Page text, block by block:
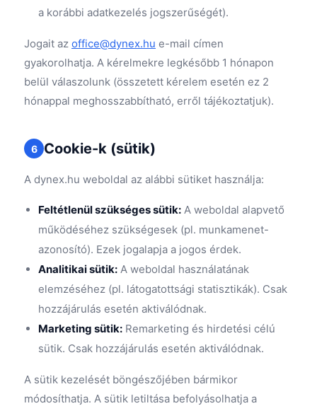
a korábbi adatkezelés jogszerűségét).
Jogait az office@dynex.hu e-mail címen
gyakorolhatja. A kérelmekre legkésőbb 1 hónapon
belül válaszolunk (összetett kérelem esetén ez 2
hónappal meghosszabbítható, erről tájékoztatjuk).
6 Cookie-k (sütik)
A dynex.hu weboldal az alábbi sütiket használja:
Feltétlenül szükséges sütik: A weboldal alapvető
működéséhez szükségesek (pl. munkamenet-
azonosító). Ezek jogalapja a jogos érdek.
Analitikai sütik: A weboldal használatának
elemzéséhez (pl. látogatottsági statisztikák). Csak
hozzájárulás esetén aktiválódnak.
Marketing sütik: Remarketing és hirdetési célú
sütik. Csak hozzájárulás esetén aktiválódnak.
A sütik kezelését böngészőjében bármikor
módosíthatja. A sütik letiltása befolyásolhatja a